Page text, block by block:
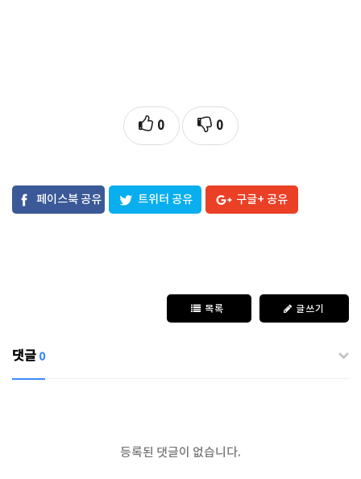
0 0
페이스북 공유 트위터 공유 구글+ 공유
목록 글쓰기
댓글 0
등록된 댓글이 없습니다.